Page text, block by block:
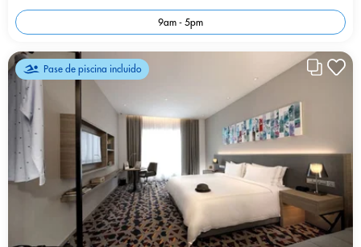
9am - 5pm
Pase de piscina incluido